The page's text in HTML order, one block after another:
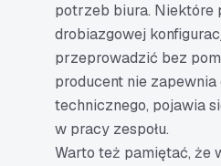
potrzeb biura. Niektóre
drobiazgowej
przeprowadzić bez
producent nie
technicznego, pojawia
w pracy zespołu.
Warto też pamiętać, że